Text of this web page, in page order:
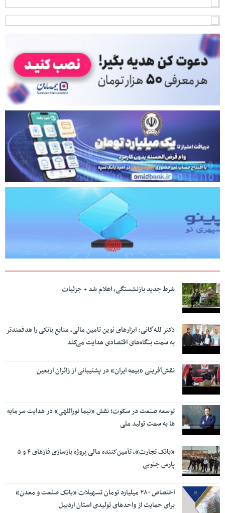
شرط جدید بازنشستگی، اعلام شد + جزئیات
دکتر للـه‌گانی: ابزارهای نوین تامین مالی، منابع بانکی را هدفمندتر
به سمت بنگاه‌های اقتصادی هدایت می‌کند
نقش‌آفرینی «بیمه ایران» در پشتیبانی از زائران اربعین
توسعه صنعت در سکوت؛ نقش «نیما نوراللهی» در هدایت سرمایه
ها به سمت تولید ملی
«بانک تجارت»، تأمین‌کننده مالی پروژه بازسازی فازهای ۴ و ۵
پارس جنوبی
اختصاص ۲۸۰ میلیارد تومان تسهیلات «بانک صنعت و معدن»
برای حمایت از واحدهای تولیدی استان اردبیل